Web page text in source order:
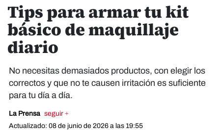
Tips para armar tu kit
básico de maquillaje
diario
No necesitas demasiados productos, con elegir los
correctos y que no te causen irritación es suficiente
para tu día a día.
La Prensa seguir +
Actualizado: 08 de junio de 2026 a las 19:55